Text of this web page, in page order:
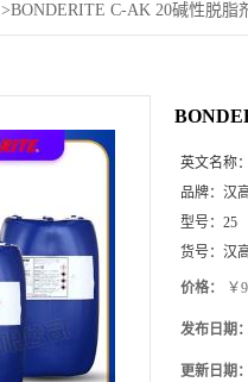
>BONDERITE C-AK 20碱性脱
英文名称：
品牌： 汉
型号： 25
货号： 汉
价格： ￥
发布日期：
更新日期：